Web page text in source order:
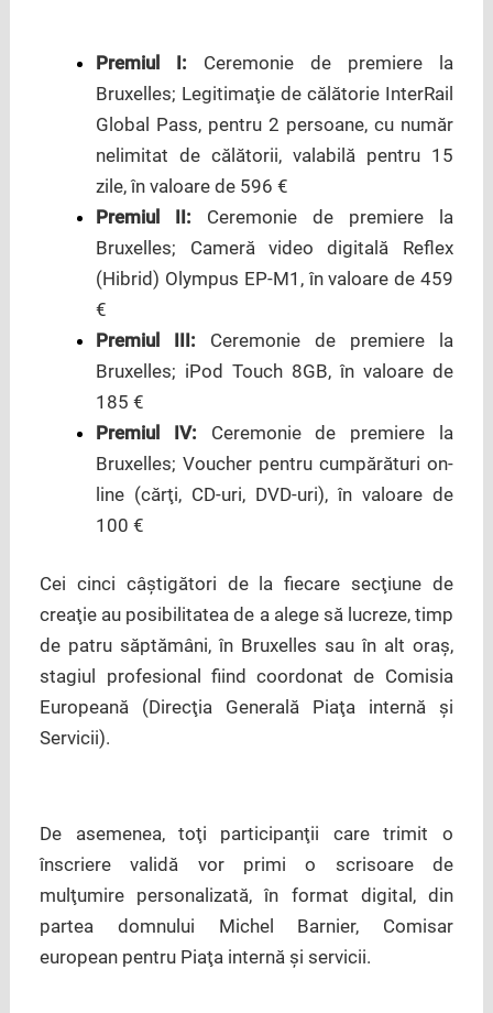
Premiul I: Ceremonie de premiere la
Bruxelles; Legitimaţie de călătorie InterRail
Global Pass, pentru 2 persoane, cu număr
nelimitat de călătorii, valabilă pentru 15
zile, în valoare de 596 €
Premiul II: Ceremonie de premiere la
Bruxelles; Cameră video digitală Reflex
(Hibrid) Olympus EP-M1, în valoare de 459
€
Premiul III: Ceremonie de premiere la
Bruxelles; iPod Touch 8GB, în valoare de
185 €
Premiul IV: Ceremonie de premiere la
Bruxelles; Voucher pentru cumpărături on-
line (cărţi, CD-uri, DVD-uri), în valoare de
100 €
Cei cinci câştigători de la fiecare secţiune de
creaţie au posibilitatea de a alege să lucreze, timp
de patru săptămâni, în Bruxelles sau în alt oraş,
stagiul profesional fiind coordonat de Comisia
Europeană (Direcţia Generală Piaţa internă şi
Servicii).
De asemenea, toţi participanţii care trimit o
înscriere validă vor primi o scrisoare de
mulţumire personalizată, în format digital, din
partea domnului Michel Barnier, Comisar
european pentru Piaţa internă şi servicii.